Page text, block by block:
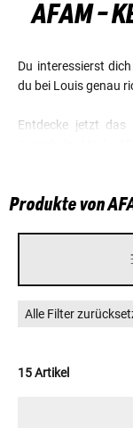
AFAM -
Du interessierst
du bei Louis genau
Entdecke jetzt das
Antrieb der Marke
Produkte von
Alle Filter
15 Artikel